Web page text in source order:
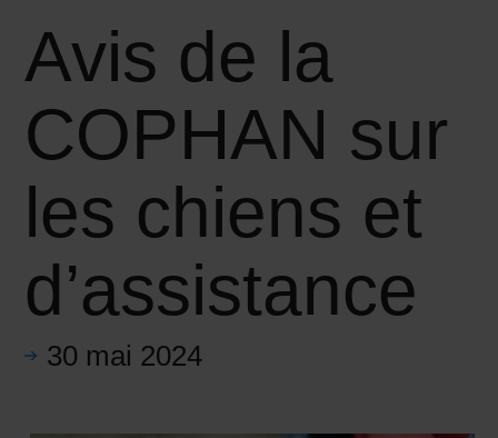
Avis de la
COPHAN sur
les chiens et
d’assistance
30 mai 2024